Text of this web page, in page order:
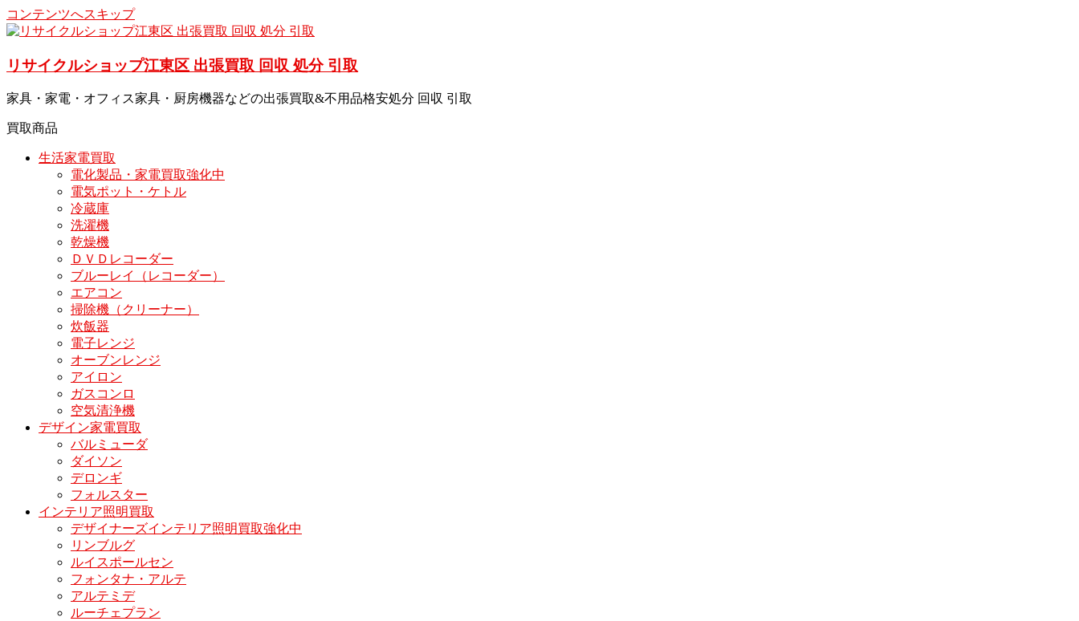
コンテンツへスキップ
リサイクルショップ江東区 出張買取 回収 処分 引取
家具・家電・オフィス家具・厨房機器などの出張買取&不用品格安処分 回収 引取
買取商品
生活家電買取
電化製品・家電買取強化中
電気ポット・ケトル
冷蔵庫
洗濯機
乾燥機
ＤＶＤレコーダー
ブルーレイ（レコーダー）
エアコン
掃除機（クリーナー）
炊飯器
電子レンジ
オーブンレンジ
アイロン
ガスコンロ
空気清浄機
デザイン家電買取
バルミューダ
ダイソン
デロンギ
フォルスター
インテリア照明買取
デザイナーズインテリア照明買取強化中
リンブルグ
ルイスポールセン
フォンタナ・アルテ
アルテミデ
ルーチェプラン